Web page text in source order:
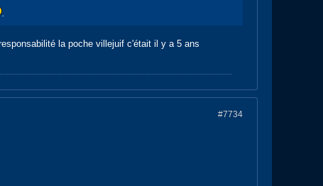
.
la poche villejuif c'était il y a 5 ans
#7734